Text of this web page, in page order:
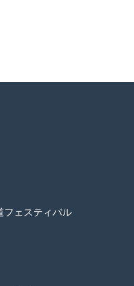
フェスティバル